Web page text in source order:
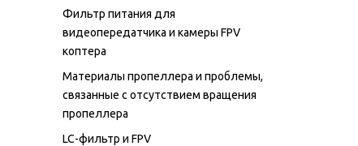
Фильтр питания для
видеопередатчика и камеры FPV
коптера
Материалы пропеллера и проблемы,
связанные с отсутствием вращения
пропеллера
LC-фильтр и FPV